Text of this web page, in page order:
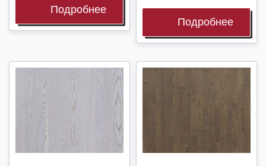
Подробнее
Подробнее